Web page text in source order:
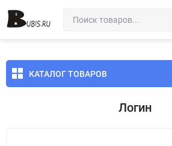
КАТАЛОГ ТОВАРОВ
Логин